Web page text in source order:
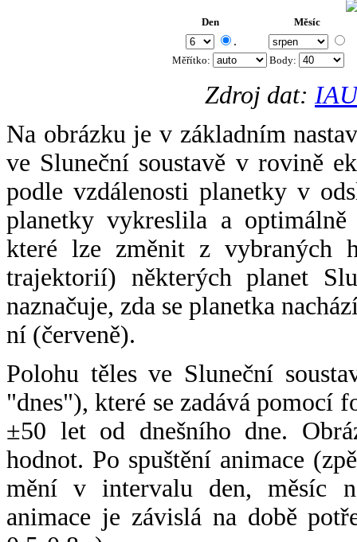
Den Měsíc
.
Měřítko: Body:
Zdroj dat:
Na obrázku je v základním
ve Sluneční soustavě v rovině
podle vzdálenosti planetky v
planetky vykreslila a
které lze změnit z vybraných
trajektorií) některých planet
naznačuje, zda se planetka
ní (červeně).
Polohu těles ve Sluneční
"dnes"), které se zadává pomocí
±50 let od dnešního dne.
hodnot. Po spuštění animace
mění v intervalu den, měsíc
animace je závislá na době